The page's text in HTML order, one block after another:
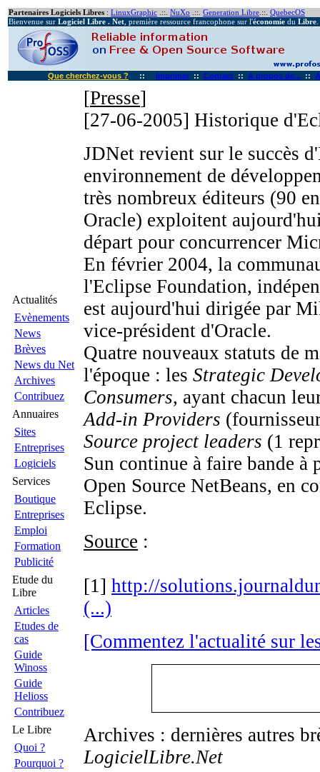
Partenaires Logiciels Libres : LinuxGraphic .::. NuXo .::. Generation Libre .::. QuebecOS
Bienvenue sur Logiciel Libre . Net , première ressource francophone sur l'économie du Libre
Que cherchez-vous ? :: Imprimer :: Contact :: A propos de... ::
Actualités
Evènements
News
Brèves
News du Net
Archives
Contribuez
Annuaires
Sites
Entreprises
Logiciels
Services
Boutique
Entreprises
Emploi
Formation
Publicité
Etude du
Libre
Articles
Etudes de
cas
Guide
Winoss
Guide
Helioss
Contribuez
Le Libre
Quoi ?
Pourquoi ?
[Presse]
[27-06-2005] Historique
JDNet revient sur le succès
environnement de
très nombreux éditeurs (90
Oracle) exploitent
départ pour concurrencer
En février 2004, la
l'Eclipse Foundation,
est aujourd'hui dirigée par
vice-président d'Oracle.
Quatre nouveaux statuts de
l'époque : les Strategic
Consumers, ayant chacun
Add-in Providers
Source project leaders (1
Sun continue à faire bande à
Open Source NetBeans, en
Eclipse.
Source :
[1] http://
(...)
[Commentez l'actualité sur
Archives : dernières autres
LogicielLibre.Net